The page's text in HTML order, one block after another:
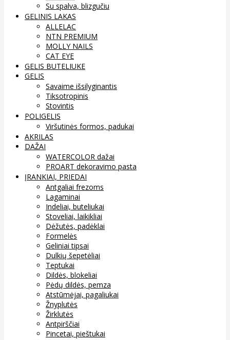
Su spalva, blizgučiu
GELINIS LAKAS
ALLELAC
NTN PREMIUM
MOLLY NAILS
CAT EYE
GELIS BUTELIUKE
GELIS
Savaime išsilyginantis
Tiksotropinis
Stovintis
POLIGELIS
Viršutinės formos, padukai
AKRILAS
DAŽAI
WATERCOLOR dažai
PROART dekoravimo pasta
ĮRANKIAI, PRIEDAI
Antgaliai frezoms
Lagaminai
Indeliai, buteliukai
Stoveliai, laikikliai
Dėžutės, padėklai
Formelės
Geliniai tipsai
Dulkių šepetėliai
Teptukai
Dildės, blokeliai
Pėdų dildės, pemza
Atstūmėjai, pagaliukai
Žnyplutės
Žirklutės
Antpirščiai
Pincetai, pieštukai